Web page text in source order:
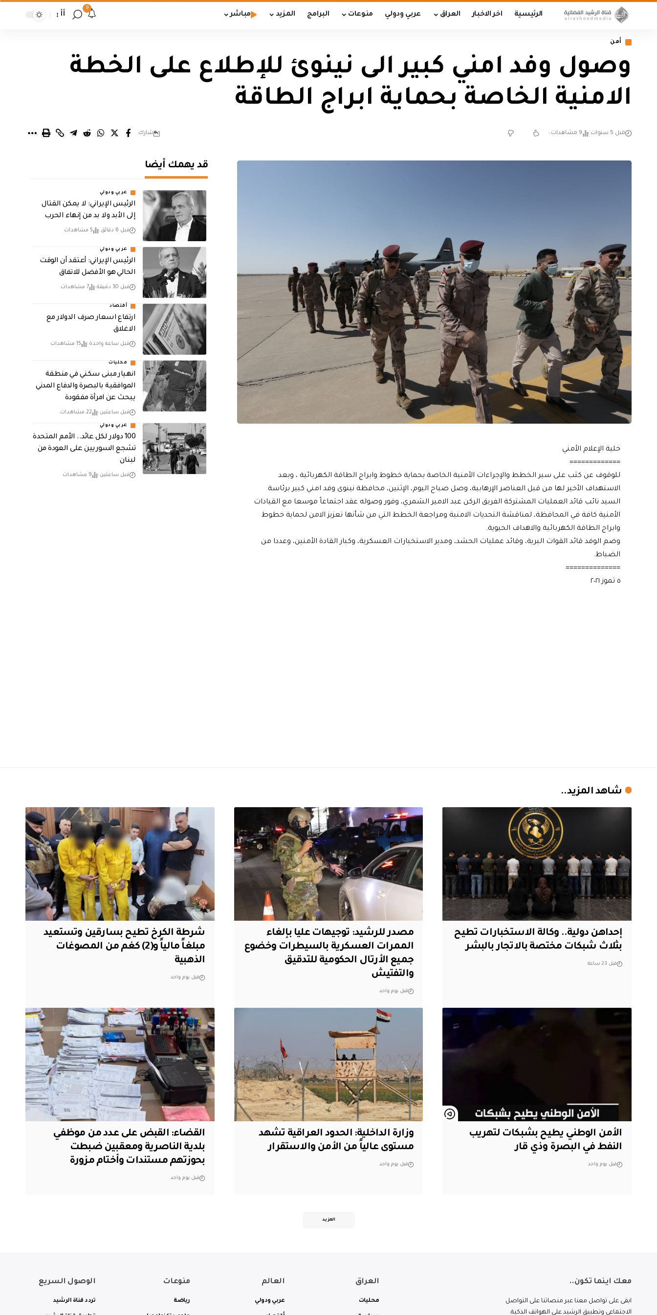
الرئيسية اخر الاخبار العراق عربي ودولي منوعات البرامج المزيد مباشر
9
أأ
أمن
وصول وفد امني كبير الى نينوئ للإطلاع على الخطة
الامنية الخاصة بحماية ابراج الطاقة
قبل 5 سنوات 9 مشاهدات شارك
خلية الإعلام الأمني
=============
للوقوف عن كثب على سير الخطط والإجراءات الأمنية الخاصة بحماية خطوط وابراج الطاقة الكهربائية ، وبعد
الاستهداف الأخير لها من قبل العناصر الإرهابية، وصل صباح اليوم، الإثنين، محافظة نينوى وفد امني كبير برئاسة
السيد نائب قائد العمليات المشتركة الفريق الركن عبد الامير الشمري، وفور وصوله عقد اجتماعاً موسعا مع القيادات
الأمنية كافة في المحافظة، لمناقشة التحديات الامنية ومراجعة الخطط التي من شأنها تعزيز الامن لحماية خطوط
وابراج الطاقة الكهربائية والاهداف الحيوية.
وضم الوفد قائد القوات البرية، وقائد عمليات الحشد، ومدير الاستخبارات العسكرية، وكبار القادة الأمنين، وعددا من
الضباط.
==============
٥ تموز ٢٠٢١
قد يهمك أيضا
عربي ودولي
الرئيس الإيراني: لا يمكن القتال
إلى الأبد ولا بد من إنهاء الحرب
قبل 6 دقائق 5 مشاهدات
عربي ودولي
الرئيس الإيراني: أعتقد أن الوقت
الحالي هو الأفضل للاتفاق
قبل 30 دقيقة 7 مشاهدات
أقتصاد
ارتفاع اسعار صرف الدولار مع
الاغلاق
قبل ساعة واحدة 15 مشاهدات
محليات
انهيار مبنى سكني في منطقة
الموافقية بالبصرة والدفاع المدني
يبحث عن امرأة مفقودة
قبل ساعتين 22 مشاهدات
عربي ودولي
100 دولار لكل عائد.. الأمم المتحدة
تشجع السوريين على العودة من
لبنان
قبل ساعتين 9 مشاهدات
شاهد المزيد..
إحداهن دولية.. وكالة الاستخبارات تطيح
بثلاث شبكات مختصة بالاتجار بالبشر
قبل 23 ساعة
مصدر للرشيد: توجيهات عليا بإلغاء
الممرات العسكرية بالسيطرات وخضوع
جميع الأرتال الحكومية للتدقيق
والتفتيش
قبل يوم واحد
شرطة الكرخ تطيح بسارقين وتستعيد
مبلغاً مالياً و(2) كغم من المصوغات
الذهبية
قبل يوم واحد
الأمن الوطني يطيح بشبكات لتهريب
النفط في البصرة وذي قار
قبل يوم واحد
وزارة الداخلية: الحدود العراقية تشهد
مستوى عالياً من الأمن والاستقرار
قبل يوم واحد
القضاء: القبض على عدد من موظفي
بلدية الناصرية ومعقبين ضبطت
بحوزتهم مستندات وأختام مزورة
قبل يوم واحد
المزيد
معك اينما تكون..
ابقى على تواصل معنا عبر منصاتنا على التواصل
الاجتماعي وتطبيق الرشيد على الهواتف الذكية.
العراق
محليات
العالم
عربي ودولي
منوعات
رياضة
الوصول السريع
تردد قناة الرشيد